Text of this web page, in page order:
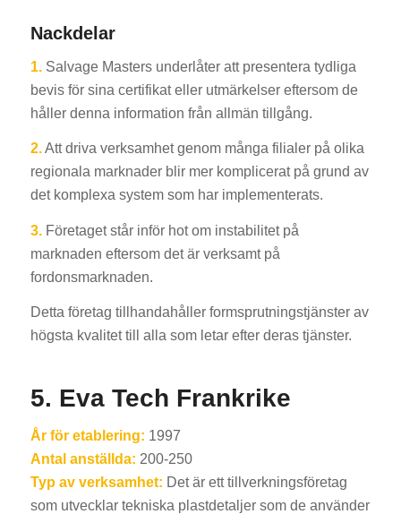
Nackdelar
1.Salvage Masters underlåter att presentera tydliga
bevis för sina certifikat eller utmärkelser eftersom de
håller denna information från allmän tillgång.
2.Att driva verksamhet genom många filialer på olika
regionala marknader blir mer komplicerat på grund av
det komplexa system som har implementerats.
3.Företaget står inför hot om instabilitet på
marknaden eftersom det är verksamt på
fordonsmarknaden.
Detta företag tillhandahåller formsprutningstjänster av
högsta kvalitet till alla som letar efter deras tjänster.
5. Eva Tech Frankrike
År för etablering: 1997
Antal anställda: 200-250
Typ av verksamhet: Det är ett tillverkningsföretag
som utvecklar tekniska plastdetaljer som de använder